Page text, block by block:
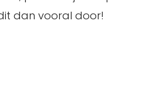
dan vooral door!